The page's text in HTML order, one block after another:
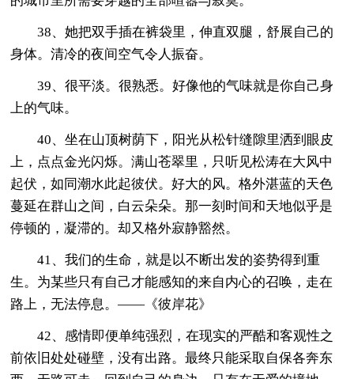
38、她把双手插在裤袋里，伸直双腿，舒展自己的
身体。清冷的夜间空气令人振奋。
39、很平淡。很熟悉。好像他的气味就是你自己身
上的气味。
40、坐在山顶树荫下，阳光从松针缝隙里洒到眼皮
上，点点金光闪烁。满山苍翠里，只听见松涛在大风中
起伏，如同潮水此起彼伏。好大的风。格外湛蓝的天色
蔓延在群山之间，白云朵朵。那一刻时间和天地似乎是
停顿的，凝滞的。却又格外寂静豁然。
41、我们的生命，就是以不断出发的姿势得到重
生。为某些只有自己才能感知的来自内心的召唤，走在
路上，无法停息。——《彼岸花》
42、感情即便单纯强烈，在现实的严酷和客观性之
前依旧处处碰壁，没有出路。最终只能采取自保各奔东